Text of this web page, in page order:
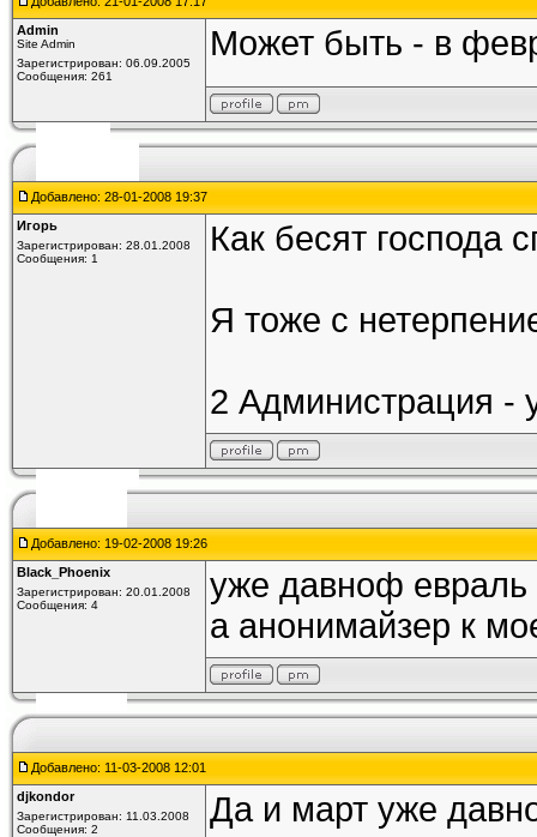
Admin
Site Admin
Зарегистрирован: 06.09.2005
Сообщения: 261
Может быть - в
Добавлено: 28-01-2008 19:37
Игорь
Зарегистрирован: 28.01.2008
Сообщения: 1
Как бесят господа
Я тоже с
2 Администрация -
Добавлено: 19-02-2008 19:26
Black_Phoenix
Зарегистрирован: 20.01.2008
Сообщения: 4
уже давноф
а анонимайзер к
Добавлено: 11-03-2008 12:01
djkondor
Зарегистрирован: 11.03.2008
Сообщения: 2
Да и март уже